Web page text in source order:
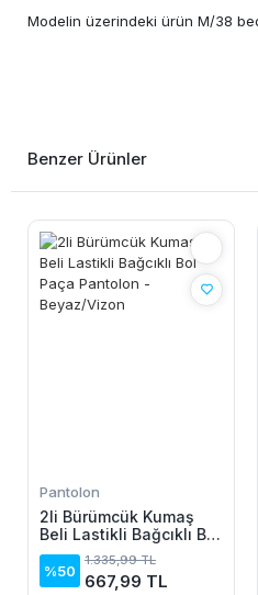
Modelin üzerindeki ürün M/38
Benzer Ürünler
Pantolon
2li Bürümcük Kumaş
Beli Lastikli Bağcıklı Bol
Paça Pantolon -
Beyaz/Vizon
%50
1.335,99 TL
667,99 TL